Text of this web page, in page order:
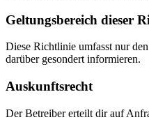
Geltungsbereich dieser
Diese Richtlinie umfasst nur
darüber gesondert informieren.
Auskunftsrecht
Der Betreiber erteilt dir auf